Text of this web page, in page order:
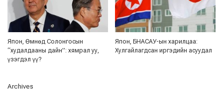
Япон, Өмнөд Солонгосын
“худалдааны дайн”: хямрал уу,
үзэгдэл үү?
Япон, БНАСАУ-ын харилцаа:
Хулгайлагдсан иргэдийн асуудал
Archives